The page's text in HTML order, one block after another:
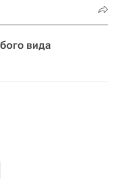
вида